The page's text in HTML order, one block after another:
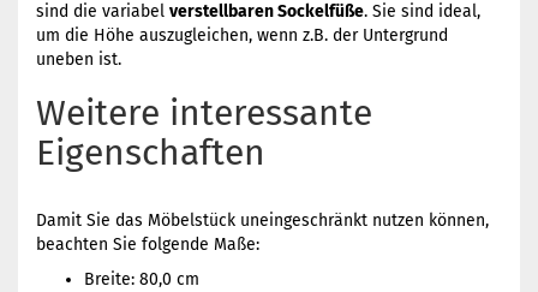
sind die variabel verstellbaren Sockelfüße. Sie sind ideal,
um die Höhe auszugleichen, wenn z.B. der Untergrund
uneben ist.
Weitere interessante
Eigenschaften
Damit Sie das Möbelstück uneingeschränkt nutzen können,
beachten Sie folgende Maße:
Breite: 80,0 cm